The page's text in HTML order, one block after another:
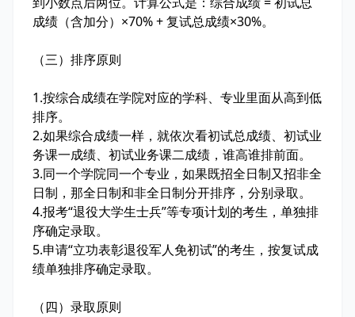
成绩（含加分）×70% + 复试总成绩×30%。
（三）排序原则
1.按综合成绩在学院对应的学科、专业里面从高到低
排序。
2.如果综合成绩一样，就依次看初试总成绩、初试业
务课一成绩、初试业务课二成绩，谁高谁排前面。
3.同一个学院同一个专业，如果既招全日制又招非全
日制，那全日制和非全日制分开排序，分别录取。
4.报考“退役大学生士兵”等专项计划的考生，单独排
序确定录取。
5.申请“立功表彰退役军人免初试”的考生，按复试成
绩单独排序确定录取。
（四）录取原则